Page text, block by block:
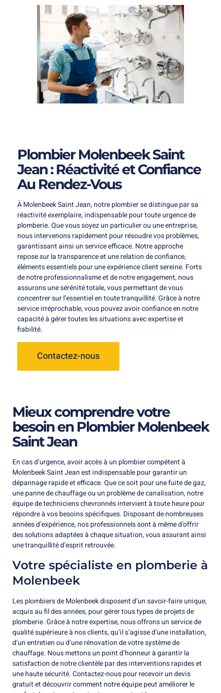
Plombier Molenbeek Saint
Jean : Réactivité et Confiance
Au Rendez-Vous
À Molenbeek Saint Jean, notre plombier se distingue par sa
réactivité exemplaire, indispensable pour toute urgence de
plomberie. Que vous soyez un particulier ou une entreprise,
nous intervenons rapidement pour résoudre vos problèmes,
garantissant ainsi un service efficace. Notre approche
repose sur la transparence et une relation de confiance,
éléments essentiels pour une expérience client sereine. Forts
de notre professionnalisme et de notre engagement, nous
assurons une sérénité totale, vous permettant de vous
concentrer sur l’essentiel en toute tranquillité. Grâce à notre
service irréprochable, vous pouvez avoir confiance en notre
capacité à gérer toutes les situations avec expertise et
fiabilité.
Contactez-nous
Mieux comprendre votre
besoin en Plombier Molenbeek
Saint Jean
En cas d’urgence, avoir accès à un plombier compétent à
Molenbeek Saint Jean est indispensable pour garantir un
dépannage rapide et efficace. Que ce soit pour une fuite de gaz,
une panne de chauffage ou un problème de canalisation, notre
équipe de techniciens chevronnés intervient à toute heure pour
répondre à vos besoins spécifiques. Disposant de nombreuses
années d’expérience, nos professionnels sont à même d’offrir
des solutions adaptées à chaque situation, vous assurant ainsi
une tranquillité d’esprit retrouvée.
Votre spécialiste en plomberie à
Molenbeek
Les plombiers de Molenbeek disposent d’un savoir-faire unique,
acquis au fil des années, pour gérer tous types de projets de
plomberie. Grâce à notre expertise, nous offrons un service de
qualité supérieure à nos clients, qu’il s’agisse d’une installation,
d’un entretien ou d’une rénovation de votre système de
chauffage. Nous mettons un point d’honneur à garantir la
satisfaction de notre clientèle par des interventions rapides et
une haute sécurité. Contactez-nous pour recevoir un devis
gratuit et découvrir comment notre équipe peut améliorer le